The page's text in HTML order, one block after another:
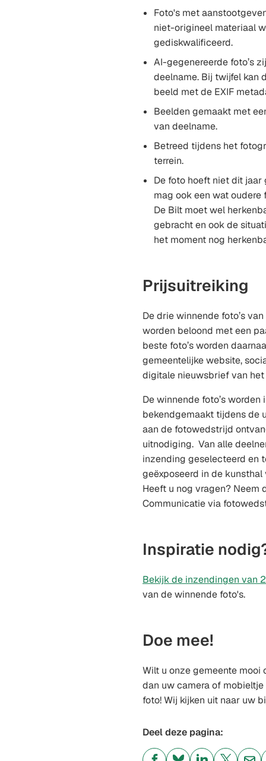
Foto's met
niet-origineel materiaal
gediskwalificeerd.
AI-gegenereerde foto’s
deelname. Bij twijfel kan
beeld met de EXIF
Beelden gemaakt met
van deelname.
Betreed tijdens het
terrein.
De foto hoeft niet dit
mag ook een wat oudere
De Bilt moet wel
gebracht en ook de
het moment nog
Prijsuitreiking
De drie winnende foto’s
worden beloond met een
beste foto’s worden
gemeentelijke website,
digitale nieuwsbrief van
De winnende foto’s
bekendgemaakt tijdens de
aan de fotowedstrijd
uitnodiging. Van alle
inzending geselecteerd en
geëxposeerd in de
Heeft u nog vragen? Neem
Communicatie via
Inspiratie
Bekijk de inzendingen van
van de winnende foto's.
Doe mee!
Wilt u onze gemeente mooi
dan uw camera of
foto! Wij kijken uit naar uw
Deel deze pagina: